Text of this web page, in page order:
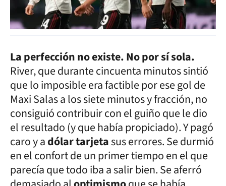
La perfección no existe. No por sí sola.
River, que durante cincuenta minutos sintió
que lo imposible era factible por ese gol de
Maxi Salas a los siete minutos y fracción, no
consiguió contribuir con el guiño que le dio
el resultado (y que había propiciado). Y pagó
caro y adólar tarjetasus errores. Se durmió
en el confort de un primer tiempo en el que
parecía que todo iba a salir bien. Se aferró